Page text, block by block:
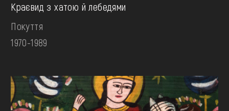
Краєвид з хатою й лебедями
Покуття
1970-1989